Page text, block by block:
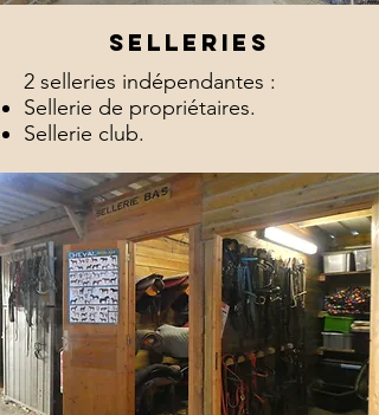
selleries
2 selleries indépendantes :
Sellerie de propriétaires.
Sellerie club.